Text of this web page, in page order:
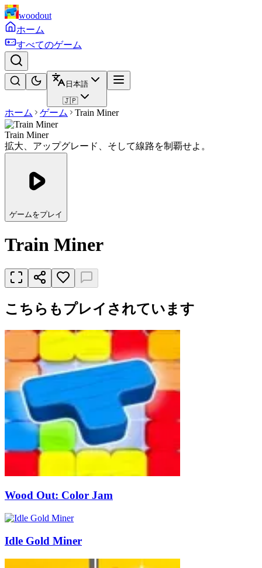
woodout
ホーム
すべてのゲーム
日本語
🇯🇵
ホーム ゲーム Train Miner
Train Miner
拡大、アップグレード、そして線路を制覇せよ。
ゲームをプレイ
Train Miner
こちらもプレイされています
Wood Out: Color Jam
Idle Gold Miner